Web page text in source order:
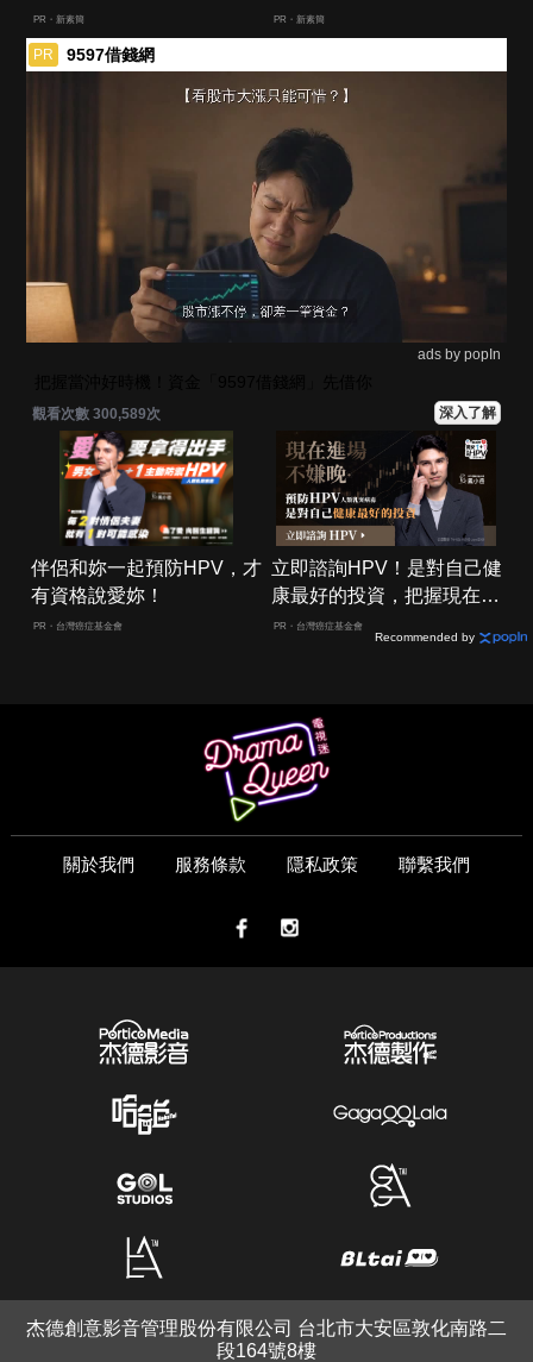
囊，瘦出小蠻腰
PR・新素簡
人生
PR・新素簡
PR 9597借錢網
ads by popIn
觀看次數 300,589次 深入了解
伴侶和妳一起預防HPV，才
有資格說愛妳！
PR・台灣癌症基金會
立即諮詢HPV！是對自己健
康最好的投資，把握現在不
嫌晚！
PR・台灣癌症基金會
Recommended by
關於我們 服務條款 隱私政策 聯繫我們
杰德創意影音管理股份有限公司 台北市大安區敦化南路二
段164號8樓